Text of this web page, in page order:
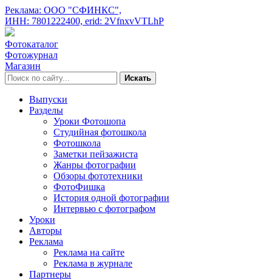
Реклама: ООО "СФИНКС",
ИНН: 7801222400, erid: 2VfnxvVTLhP
Фотокаталог
Фотожурнал
Магазин
Искать
Выпуски
Разделы
Уроки Фотошопа
Студийная фотошкола
Фотошкола
Заметки пейзажиста
Жанры фотографии
Обзоры фототехники
ФотоФишка
История одной фотографии
Интервью с фотографом
Уроки
Авторы
Реклама
Реклама на сайте
Реклама в журнале
Партнеры